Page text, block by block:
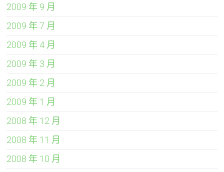
2009 年 9 月
2009 年 7 月
2009 年 4 月
2009 年 3 月
2009 年 2 月
2009 年 1 月
2008 年 12 月
2008 年 11 月
2008 年 10 月